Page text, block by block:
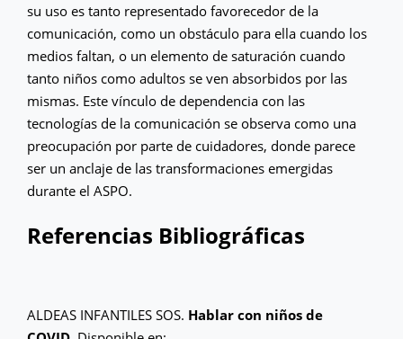
su uso es tanto representado favorecedor de la
comunicación, como un obstáculo para ella cuando los
medios faltan, o un elemento de saturación cuando
tanto niños como adultos se ven absorbidos por las
mismas. Este vínculo de dependencia con las
tecnologías de la comunicación se observa como una
preocupación por parte de cuidadores, donde parece
ser un anclaje de las transformaciones emergidas
durante el ASPO.
Referencias Bibliográficas
ALDEAS INFANTILES SOS. Hablar con niños de